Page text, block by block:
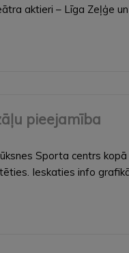
aktieri – Līga Zeļģe
pieejamība
Sporta centrs
Ieskaties info